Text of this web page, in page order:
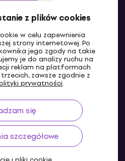
z plików cookies
w celu zapewnienia
strony internetowej. Po
jego zgody na takie
je do analizy ruchu na
reklam na platformach
zawsze zgodnie z
prywatności.
się
szczegółowe
PL